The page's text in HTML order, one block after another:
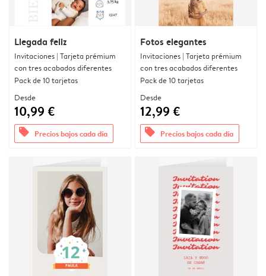
Llegada feliz
Invitaciones | Tarjeta prémium
con tres acabados diferentes
Pack de 10 tarjetas
Desde
10,99 €
offers Precios bajos cada día
Fotos elegantes
Invitaciones | Tarjeta prémium
con tres acabados diferentes
Pack de 10 tarjetas
Desde
12,99 €
offers Precios bajos cada día